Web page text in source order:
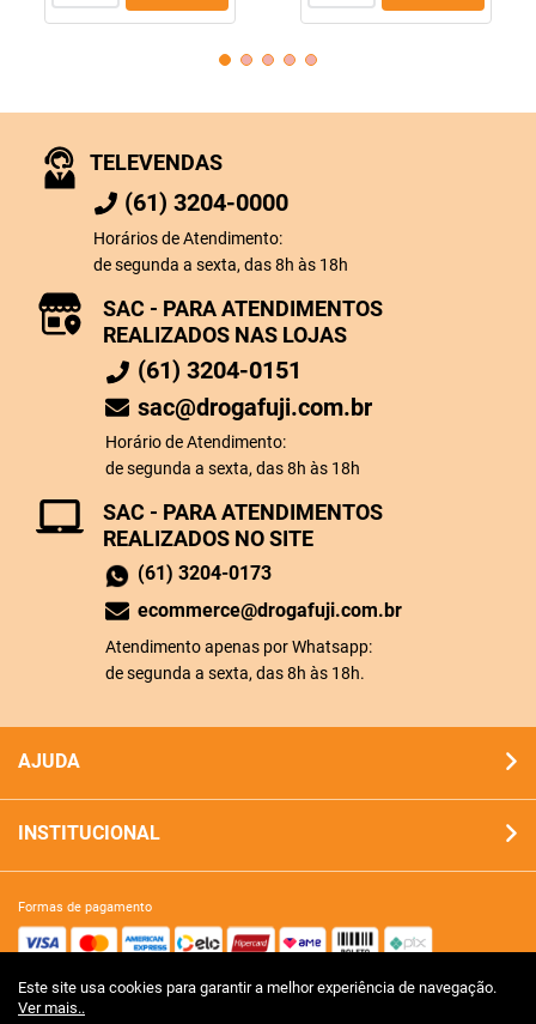
Este site usa cookies para garantir a melhor experiência de navegação.
Ver mais..
TELEVENDAS
(61) 3204-0000
Horários de Atendimento:
de segunda a sexta, das 8h às 18h
SAC - PARA ATENDIMENTOS
REALIZADOS NO SITE
(61) 3204-0173
ecommerce@drogafuji.com.br
Atendimento apenas por Whatsapp:
de segunda a sexta, das 8h às 18h.
SAC - PARA ATENDIMENTOS
REALIZADOS NAS LOJAS
(61) 3204-0151
sac@drogafuji.com.br
Horário de Atendimento:
de segunda a sexta, das 8h às 18h
AJUDA
INSTITUCIONAL
formas de pagamento
site 100% seguro